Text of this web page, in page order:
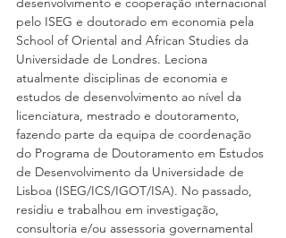
pelo ISEG e doutorado em economia pela
School of Oriental and African Studies da
Universidade de Londres. Leciona
atualmente disciplinas de economia e
estudos de desenvolvimento ao nível da
licenciatura, mestrado e doutoramento,
fazendo parte da equipa de coordenação
do Programa de Doutoramento em Estudos
de Desenvolvimento da Universidade de
Lisboa (ISEG/ICS/IGOT/ISA). No passado,
residiu e trabalhou em investigação,
consultoria e/ou assessoria governamental